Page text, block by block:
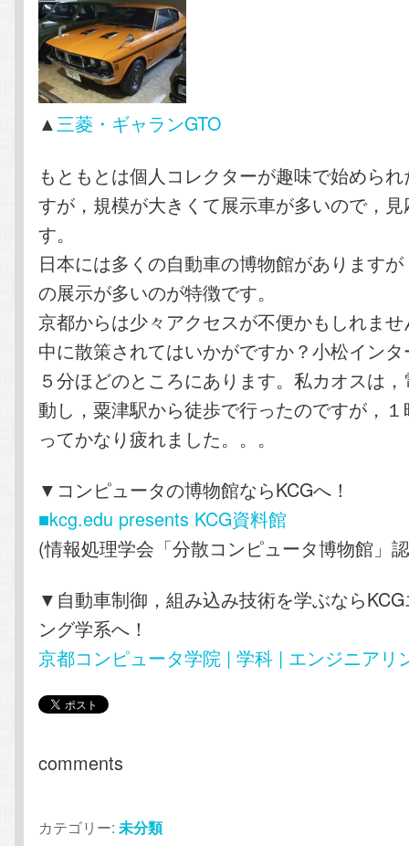
▲三菱・ギャランGTO
もともとは個人コレクターが趣味で始めら
すが，規模が大きくて展示車が多いので，
す。
日本には多くの自動車の博物館があります
の展示が多いのが特徴です。
京都からは少々アクセスが不便かもしれま
中に散策されてはいかがですか？小松イン
５分ほどのところにあります。私カオスは
動し，粟津駅から徒歩で行ったのですが，
ってかなり疲れました。。。
▼コンピュータの博物館ならKCGへ！
■kcg.edu presents KCG資料館
(情報処理学会「分散コンピュータ博物館」
▼自動車制御，組み込み技術を学ぶなら
ング学系へ！
京都コンピュータ学院 | 学科 | エンジニアリ
comments
カテゴリー: 未分類